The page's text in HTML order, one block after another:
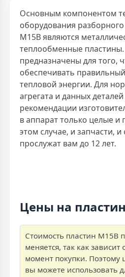
Основным компонентом
оборудования разборного
M15B являются
теплообменные пластины.
предназначены для того,
обеспечивать
тепловой энергии. Для
агрегата и данных
рекомендации
в аппарат только целые и
этом случае, и запчасти,
прослужат вам до 12 лет.
Цены на
Стоимость пластин M15B
меняется, так как зависит
момент покупки. Поэтому
вы можете использовать